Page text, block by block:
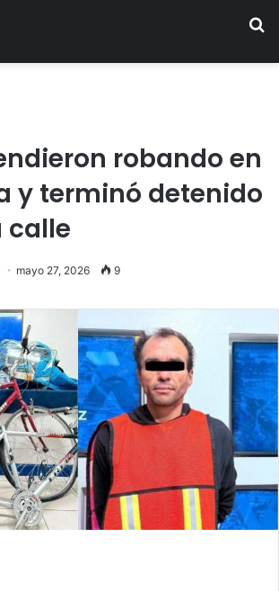
robando en
y terminó detenido
calle
mayo 27, 2026 9